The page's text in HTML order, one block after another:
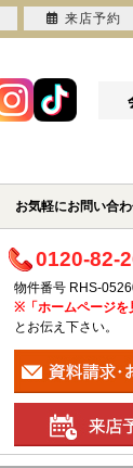
お気軽にお問い合
0120-82-
物件番号 RHS-
※「ホームページを
とお伝え下さい。
来店予約